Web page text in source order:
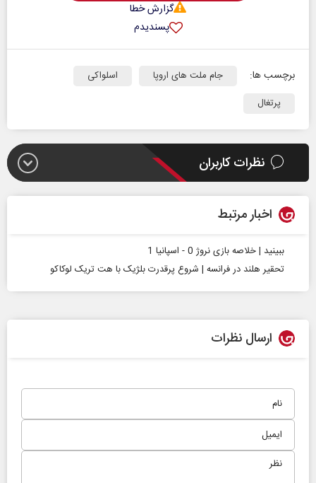
گزارش خطا
پسندیدم
برچسب ها: جام ملت های اروپا
اسلواکی
پرتغال
نظرات کاربران
اخبار مرتبط
ببینید | خلاصه بازی نروژ 0 - اسپانیا 1
تحقیر هلند در فرانسه | شروع پرقدرت بلژیک با هت‌ تریک لوکاکو
ارسال نظرات